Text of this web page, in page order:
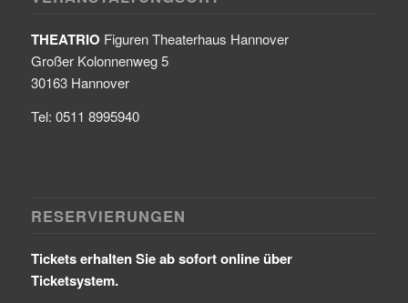
THEATRIO Figuren Theaterhaus Hannover
Großer Kolonnenweg 5
30163 Hannover
Tel: 0511 8995940
RESERVIERUNGEN
Tickets erhalten Sie ab sofort online über
Ticketsystem.